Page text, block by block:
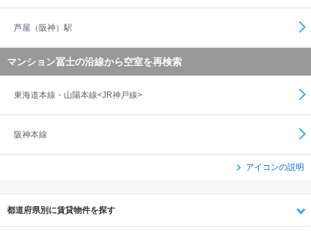
芦屋（阪神）駅
マンション冨士の沿線から空室を再検索
東海道本線・山陽本線<JR神戸線>
阪神本線
アイコンの説明
都道府県別に賃貸物件を探す